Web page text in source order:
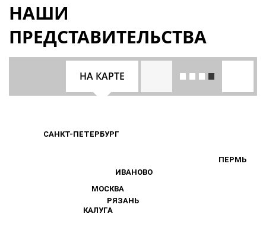
НАШИ
ПРЕДСТАВИТЕЛЬСТВА
МОСКВА
САНКТ-ПЕТЕРБУРГ
ИВАНОВО
КАЛУГА
ПЕРМЬ
РЯЗАНЬ
МОСКВА
САНКТ-ПЕТЕРБУРГ
ИВАНОВО
КАЛУГА
ПЕРМЬ
РЯЗАНЬ
НА КАРТЕ